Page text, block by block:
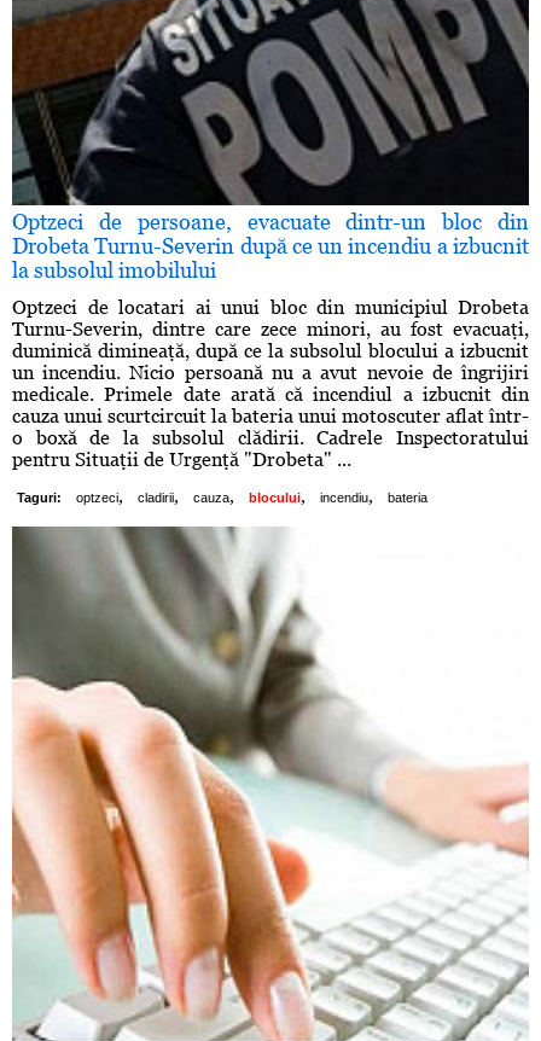
Optzeci de persoane, evacuate dintr-un bloc din
Drobeta Turnu-Severin după ce un incendiu a izbucnit
la subsolul imobilului
Optzeci de locatari ai unui bloc din municipiul Drobeta
Turnu-Severin, dintre care zece minori, au fost evacuaţi,
duminică dimineaţă, după ce la subsolul blocului a izbucnit
un incendiu. Nicio persoană nu a avut nevoie de îngrijiri
medicale. Primele date arată că incendiul a izbucnit din
cauza unui scurtcircuit la bateria unui motoscuter aflat într-
o boxă de la subsolul clădirii. Cadrele Inspectoratului
pentru Situaţii de Urgenţă "Drobeta" ...
Taguri: optzeci, cladirii, cauza, blocului, incendiu, bateria